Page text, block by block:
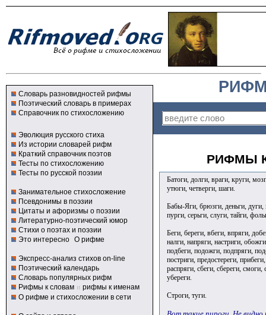
Словарь разновидностей рифмы
Поэтический словарь в примерах
Справочник по стихосложению
Эволюция русского стиха
Из истории словарей рифм
Краткий справочник поэтов
Тесты по стихосложению
Тесты по русской поэзии
Занимательное стихосложение
Псевдонимы в поэзии
Цитаты и афоризмы о поэзии
Литературно-поэтический юмор
Стихи о поэтах и поэзии
Это интересно О рифме
Экспресс-анализ стихов on-line
Поэтический календарь
Словарь популярных рифм
Рифмы к словам и рифмы к именам
О рифме и стихосложении в сети
РИФМЫ
Батоги, долги, враги, круги,
утюги, четверги, шаги.
Бабы-Яги, брюзги, деньги, дуги,
пурги, серьги, слуги, тайги,
Беги, береги, вбеги, впряги,
налги, напряги, настриги,
подбеги, подожги, подпряги,
постриги, предостереги,
распряги, сбеги, сбереги, смоги,
убереги.
Строги, туги.